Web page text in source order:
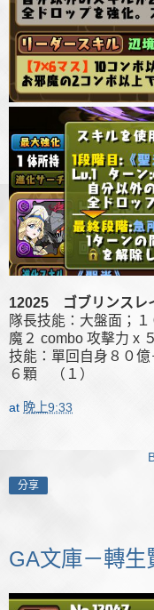
12025 ゴブリンスレ
隊長技能：大盤面；
魔２ combo 攻擊力 x
技能：單回自身８０
６顆 （１）
at 晚上9:33
分享
GA文庫－轉生